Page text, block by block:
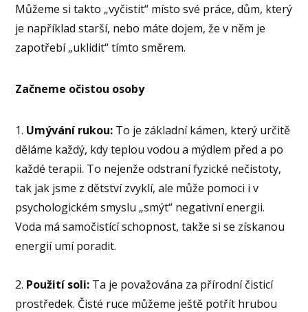
Můžeme si takto „vyčistit“ místo své práce, dům, který
je například starší, nebo máte dojem, že v něm je
zapotřebí „uklidit“ tímto směrem.
Začneme očistou osoby
1. Umývání rukou: To je základní kámen, který určitě
děláme každý, kdy teplou vodou a mýdlem před a po
každé terapii. To nejenže odstraní fyzické nečistoty,
tak jak jsme z dětství zvyklí, ale může pomoci i v
psychologickém smyslu „smýt“ negativní energii.
Voda má samočistící schopnost, takže si se získanou
energií umí poradit.
2. Použití soli: Ta je považována za přírodní čisticí
prostředek. Čisté ruce můžeme ještě potřít hrubou